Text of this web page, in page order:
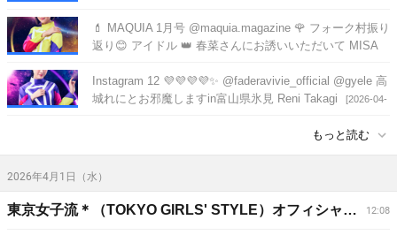
💄 MAQUIA 1月号 @maquia.magazine 🌹 フォーク村振り
返り😊 アイドル 👑 春菜さんにお誘いいただいて MISA
Instagram 12 💜💜💜💜✨ @faderavivie_official @gyele 高
城れにとお邪魔しますin富山県氷見 Reni Takagi
[2026-04-
もっと読む
2026年4月1日（水）
12:08
東京女子流＊（TOKYO GIRLS' STYLE）オフィシャルサイト